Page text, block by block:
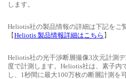
します。
Heliotis社の製品情報の詳細は下記をご
【Heliotis 製品情報詳細はこちら 】
Heliotis社の光干渉断層撮像3次元計測
度で計測します。Heliotis社は、素子内
し、1秒間に最大100万枚の断層計測を